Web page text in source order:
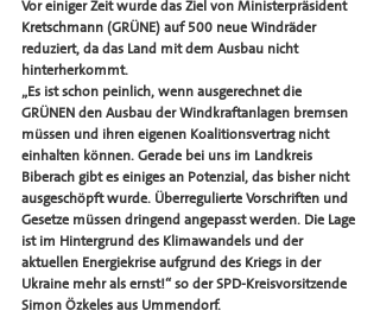
Vor einiger Zeit wurde das Ziel von Ministerpräsident
Kretschmann (GRÜNE) auf 500 neue Windräder
reduziert, da das Land mit dem Ausbau nicht
hinterherkommt.
„Es ist schon peinlich, wenn ausgerechnet die
GRÜNEN den Ausbau der Windkraftanlagen bremsen
müssen und ihren eigenen Koalitionsvertrag nicht
einhalten können. Gerade bei uns im Landkreis
Biberach gibt es einiges an Potenzial, das bisher nicht
ausgeschöpft wurde. Überregulierte Vorschriften und
Gesetze müssen dringend angepasst werden. Die Lage
ist im Hintergrund des Klimawandels und der
aktuellen Energiekrise aufgrund des Kriegs in der
Ukraine mehr als ernst!“ so der SPD-Kreisvorsitzende
Simon Özkeles aus Ummendorf.